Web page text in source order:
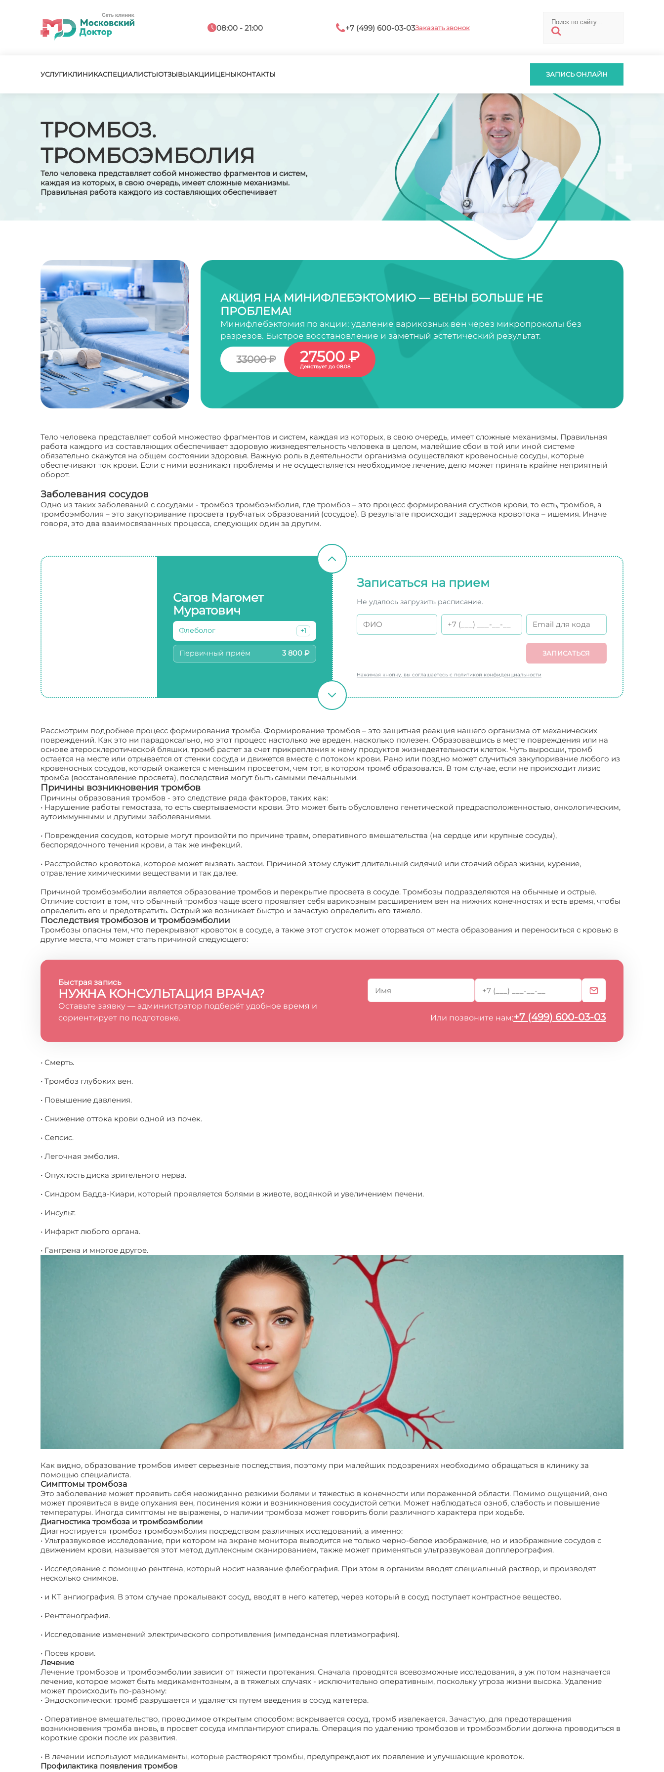
08:00 - 21:00 +7 (499) 600-03-03Заказать звонок
УСЛУГИКЛИНИКАСПЕЦИАЛИСТЫОТЗЫВЫАКЦИИЦЕНЫКОНТАКТЫ ЗАПИСЬ ОНЛАЙН
ТРОМБОЗ.
ТРОМБОЭМБОЛИЯ
Тело человека представляет собой множество фрагментов и систем,
каждая из которых, в свою очередь, имеет сложные механизмы.
Правильная работа каждого из составляющих обеспечивает
АКЦИЯ НА МИНИФЛЕБЭКТОМИЮ — ВЕНЫ БОЛЬШЕ НЕ
ПРОБЛЕМА!
Минифлебэктомия по акции: удаление варикозных вен через микропроколы без
разрезов. Быстрое восстановление и заметный эстетический результат.
33000 ₽ 27500 ₽
Действует до 08.08
Тело человека представляет собой множество фрагментов и систем, каждая из которых, в свою очередь, имеет сложные механизмы. Правильная
работа каждого из составляющих обеспечивает здоровую жизнедеятельность человека в целом, малейшие сбои в той или иной системе
обязательно скажутся на общем состоянии здоровья. Важную роль в деятельности организма осуществляют кровеносные сосуды, которые
обеспечивают ток крови. Если с ними возникают проблемы и не осуществляется необходимое лечение, дело может принять крайне неприятный
оборот.
Заболевания сосудов
Одно из таких заболеваний с сосудами - тромбоз тромбоэмболия, где тромбоз – это процесс формирования сгустков крови, то есть, тромбов, а
тромбоэмболия – это закупоривание просвета трубчатых образований (сосудов). В результате происходит задержка кровотока – ишемия. Иначе
говоря, это два взаимосвязанных процесса, следующих один за другим.
Сагов Магомет
Муратович
Флеболог +1
Первичный приём 3 800 ₽
Записаться на прием
Не удалось загрузить расписание.
ЗАПИСАТЬСЯ
Нажимая кнопку, вы соглашаетесь с политикой конфиденциальности
Рассмотрим подробнее процесс формирования тромба. Формирование тромбов – это защитная реакция нашего организма от механических
повреждений. Как это ни парадоксально, но этот процесс настолько же вреден, насколько полезен. Образовавшись в месте повреждения или на
основе атеросклеротической бляшки, тромб растет за счет прикрепления к нему продуктов жизнедеятельности клеток. Чуть выросши, тромб
остается на месте или отрывается от стенки сосуда и движется вместе с потоком крови. Рано или поздно может случиться закупоривание любого из
кровеносных сосудов, который окажется с меньшим просветом, чем тот, в котором тромб образовался. В том случае, если не происходит лизис
тромба (восстановление просвета), последствия могут быть самыми печальными.
Причины возникновения тромбов
Причины образования тромбов - это следствие ряда факторов, таких как:
• Нарушение работы гемостаза, то есть свертываемости крови. Это может быть обусловлено генетической предрасположенностью, онкологическим,
аутоиммунными и другими заболеваниями.
• Повреждения сосудов, которые могут произойти по причине травм, оперативного вмешательства (на сердце или крупные сосуды),
беспорядочного течения крови, а так же инфекций.
• Расстройство кровотока, которое может вызвать застои. Причиной этому служит длительный сидячий или стоячий образ жизни, курение,
отравление химическими веществами и так далее.
Причиной тромбоэмболии является образование тромбов и перекрытие просвета в сосуде. Тромбозы подразделяются на обычные и острые.
Отличие состоит в том, что обычный тромбоз чаще всего проявляет себя варикозным расширением вен на нижних конечностях и есть время, чтобы
определить его и предотвратить. Острый же возникает быстро и зачастую определить его тяжело.
Последствия тромбозов и тромбоэмболии
Тромбозы опасны тем, что перекрывают кровоток в сосуде, а также этот сгусток может оторваться от места образования и переноситься с кровью в
другие места, что может стать причиной следующего:
Быстрая запись
НУЖНА КОНСУЛЬТАЦИЯ ВРАЧА?
Оставьте заявку — администратор подберёт удобное время и
сориентирует по подготовке.
Или позвоните нам:+7 (499) 600-03-03
• Смерть.
• Тромбоз глубоких вен.
• Повышение давления.
• Снижение оттока крови одной из почек.
• Сепсис.
• Легочная эмболия.
• Опухлость диска зрительного нерва.
• Синдром Бадда-Киари, который проявляется болями в животе, водянкой и увеличением печени.
• Инсульт.
• Инфаркт любого органа.
• Гангрена и многое другое.
Как видно, образование тромбов имеет серьезные последствия, поэтому при малейших подозрениях необходимо обращаться в клинику за
помощью специалиста.
Симптомы тромбоза
Это заболевание может проявить себя неожиданно резкими болями и тяжестью в конечности или пораженной области. Помимо ощущений, оно
может проявиться в виде опухания вен, посинения кожи и возникновения сосудистой сетки. Может наблюдаться озноб, слабость и повышение
температуры. Иногда симптомы не выражены, о наличии тромбоза может говорить боли различного характера при ходьбе.
Диагностика тромбоза и тромбоэмболии
Диагностируется тромбоз тромбоэмболия посредством различных исследований, а именно:
• Ультразвуковое исследование, при котором на экране монитора выводится не только черно-белое изображение, но и изображение сосудов с
движением крови, называется этот метод дуплексным сканированием, также может применяться ультразвуковая допплерография.
• Исследование с помощью рентгена, который носит название флебография. При этом в организм вводят специальный раствор, и производят
несколько снимков.
• и КТ ангиография. В этом случае прокалывают сосуд, вводят в него катетер, через который в сосуд поступает контрастное вещество.
• Рентгенография.
• Исследование изменений электрического сопротивления (импедансная плетизмография).
• Посев крови.
Лечение
Лечение тромбозов и тромбоэмболии зависит от тяжести протекания. Сначала проводятся всевозможные исследования, а уж потом назначается
лечение, которое может быть медикаментозным, а в тяжелых случаях - исключительно оперативным, поскольку угроза жизни высока. Удаление
может происходить по-разному:
• Эндоскопически: тромб разрушается и удаляется путем введения в сосуд катетера.
• Оперативное вмешательство, проводимое открытым способом: вскрывается сосуд, тромб извлекается. Зачастую, для предотвращения
возникновения тромба вновь, в просвет сосуда имплантируют спираль. Операция по удалению тромбозов и тромбоэмболии должна проводиться в
короткие сроки после их развития.
• В лечении используют медикаменты, которые растворяют тромбы, предупреждают их появление и улучшающие кровоток.
Профилактика появления тромбов